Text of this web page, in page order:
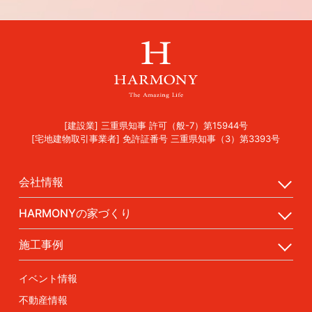
[建設業] 三重県知事 許可（般-7）第15944号
[宅地建物取引事業者] 免許証番号 三重県知事（3）第3393号
会社情報
HARMONYの家づくり
施工事例
イベント情報
不動産情報